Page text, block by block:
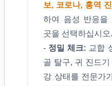
보, 코로나, 홍역
하여 음성 반응을
곳을 선택하십시오.
- 정밀 체크: 교합
골 탈구, 귀 진드
강 상태를 전문가